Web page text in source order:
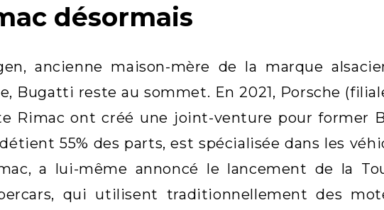
désormais
ancienne maison-mère de la marque
Bugatti reste au sommet. En 2021, Porsche
Rimac ont créé une joint-venture pour former
55% des parts, est spécialisée dans les
a lui-même annoncé le lancement de la
qui utilisent traditionnellement des